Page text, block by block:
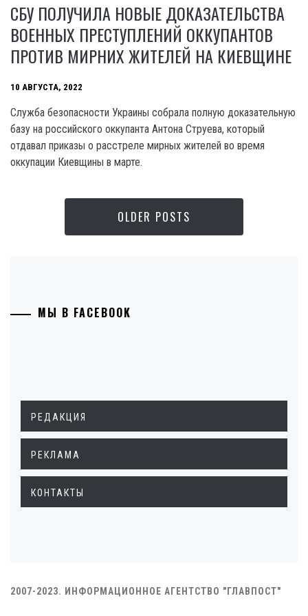
СБУ ПОЛУЧИЛА НОВЫЕ ДОКАЗАТЕЛЬСТВА
ВОЕННЫХ ПРЕСТУПЛЕНИЙ ОККУПАНТОВ
ПРОТИВ МИРНИХ ЖИТЕЛЕЙ НА КИЕВЩИНЕ
10 АВГУСТА, 2022
Служба безопасности Украины собрала полную доказательную
базу на российского оккупанта Антона Струева, который
отдавал приказы о расстреле мирных жителей во время
оккупации Киевщины в марте.
OLDER POSTS
МЫ В FACEBOOK
РЕДАКЦИЯ
РЕКЛАМА
КОНТАКТЫ
2007-2023. ИНФОРМАЦИОННОЕ АГЕНТСТВО "ГЛАВПОСТ"